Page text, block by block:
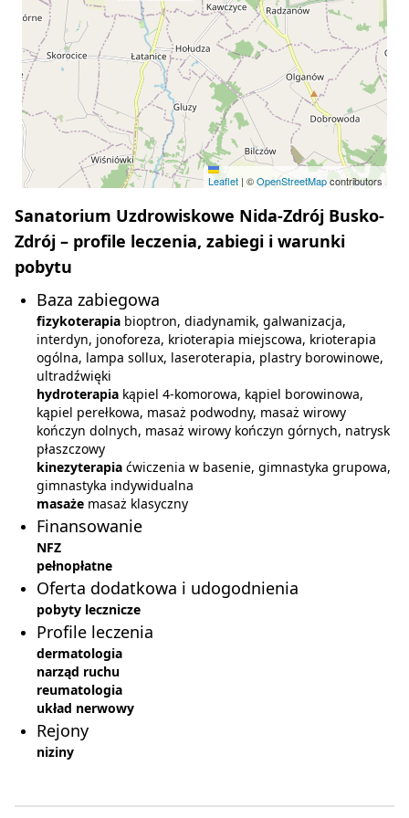
Leaflet | ©OpenStreetMapcontributors
Sanatorium Uzdrowiskowe Nida-Zdrój Busko-
Zdrój – profile leczenia, zabiegi i warunki
pobytu
Baza zabiegowa
fizykoterapia bioptron, diadynamik, galwanizacja,
interdyn, jonoforeza, krioterapia miejscowa, krioterapia
ogólna, lampa sollux, laseroterapia, plastry borowinowe,
ultradźwięki
hydroterapia kąpiel 4-komorowa, kąpiel borowinowa,
kąpiel perełkowa, masaż podwodny, masaż wirowy
kończyn dolnych, masaż wirowy kończyn górnych, natrysk
płaszczowy
kinezyterapia ćwiczenia w basenie, gimnastyka grupowa,
gimnastyka indywidualna
masaże masaż klasyczny
Finansowanie
NFZ
pełnopłatne
Oferta dodatkowa i udogodnienia
pobyty lecznicze
Profile leczenia
dermatologia
narząd ruchu
reumatologia
układ nerwowy
Rejony
niziny